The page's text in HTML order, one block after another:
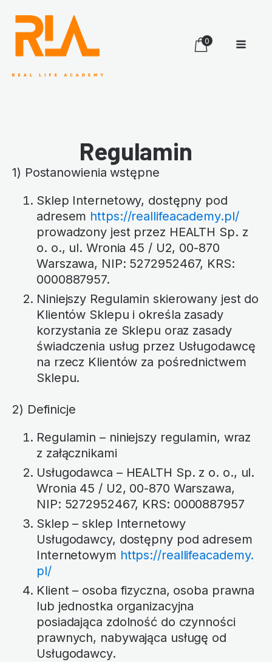
0
Regulamin
1) Postanowienia wstępne
Sklep Internetowy, dostępny pod
adresem https://reallifeacademy.pl/
prowadzony jest przez HEALTH Sp. z
o. o., ul. Wronia 45 / U2, 00-870
Warszawa, NIP: 5272952467, KRS:
0000887957.
Niniejszy Regulamin skierowany jest do
Klientów Sklepu i określa zasady
korzystania ze Sklepu oraz zasady
świadczenia usług przez Usługodawcę
na rzecz Klientów za pośrednictwem
Sklepu.
2) Definicje
Regulamin – niniejszy regulamin, wraz
z załącznikami
Usługodawca – HEALTH Sp. z o. o., ul.
Wronia 45 / U2, 00-870 Warszawa,
NIP: 5272952467, KRS: 0000887957
Sklep – sklep Internetowy
Usługodawcy, dostępny pod adresem
Internetowym https://reallifeacademy.
pl/
Klient – osoba fizyczna, osoba prawna
lub jednostka organizacyjna
posiadająca zdolność do czynności
prawnych, nabywająca usługę od
Usługodawcy.